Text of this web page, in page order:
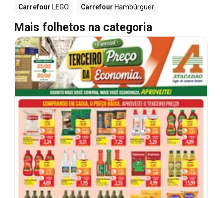
Carrefour LEGO Carrefour Hambúrguer
Mais folhetos na categoria